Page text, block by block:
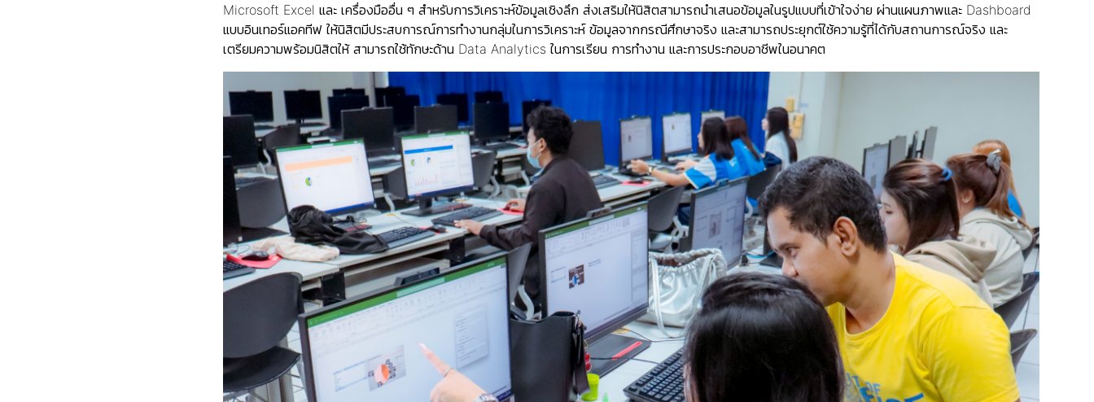
Microsoft Excel และ เครื่องมืออื่น ๆ สําหรับการวิเคราะห์ข้อมูลเชิงลึก ส่งเสริมให้นิสิตสามารถนําเสนอข้อมูลในรูปแบบที่เข้าใจง่าย ผ่านแผนภาพและ Dashboard
แบบอินเทอร์แอคทีฟ ให้นิสิตมีประสบการณ์การทํางานกลุ่มในการวิเคราะห์ ข้อมูลจากกรณีศึกษาจริง และสามารถประยุกต์ใช้ความรู้ที่ได้กับสถานการณ์จริง และ
เตรียมความพร้อมนิสิตให้ สามารถใช้ทักษะด้าน Data Analytics ในการเรียน การทํางาน และการประกอบอาชีพในอนาคต